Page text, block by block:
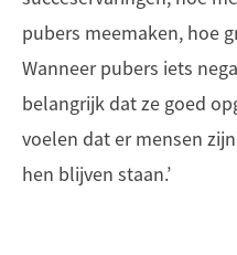
pubers meemaken, hoe
Wanneer pubers iets
belangrijk dat ze goed
voelen dat er mensen
hen blijven staan.’